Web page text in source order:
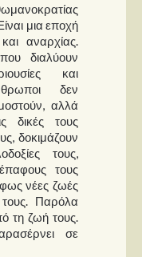
μια εποχή
αναρχίας.
διαλύουν
και
δεν
αλλά
δικές τους
δοκιμάζουν
τους,
τους
νέες ζωές
τους. Παρόλα
τη ζωή τους.
σε